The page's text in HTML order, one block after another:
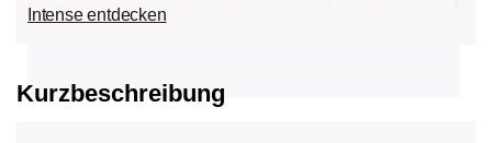
Intense entdecken
Kurzbeschreibung